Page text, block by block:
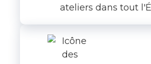
ateliers dans tout